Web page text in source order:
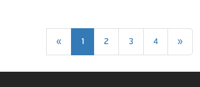
« 1 2 3 4 »